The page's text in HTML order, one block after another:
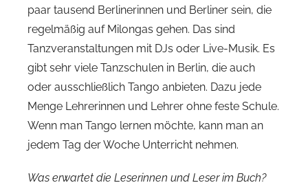
paar tausend Berlinerinnen und Berliner sein, die
regelmäßig auf Milongas gehen. Das sind
Tanzveranstaltungen mit DJs oder Live-Musik. Es
gibt sehr viele Tanzschulen in Berlin, die auch
oder ausschließlich Tango anbieten. Dazu jede
Menge Lehrerinnen und Lehrer ohne feste Schule.
Wenn man Tango lernen möchte, kann man an
jedem Tag der Woche Unterricht nehmen.
Was erwartet die Leserinnen und Leser im Buch?